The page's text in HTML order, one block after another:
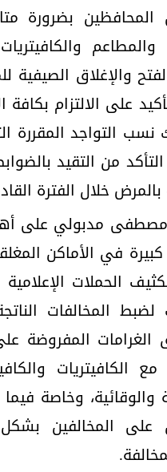
بضرورة
والمطاعم
مع التأكيد على الالتزام
التواجد المقررة
من التقيد
خلال الفترة
مدبولي على
في الأماكن
الحملات
المخالفات
المفروضة
الكافيتريات
والوقائية، وخاصة
على المخالفين